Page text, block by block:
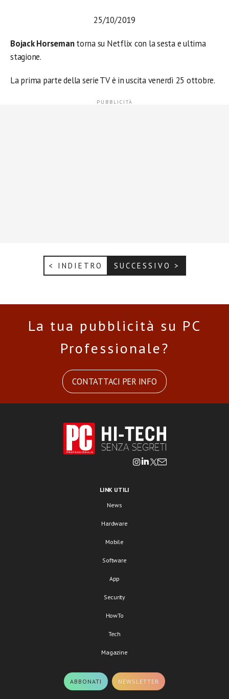
25/10/2019
Bojack Horsemantorna su Netflix con la sesta e ultima
stagione.
La prima parte della serie TV è in uscita venerdì 25 ottobre.
< INDIETRO SUCCESSIVO >
La tua pubblicità su PC
Professionale?
CONTATTACI PER INFO
LINK UTILI
News
Hardware
Mobile
Software
App
Security
HowTo
Tech
Magazine
ABBONATI NEWSLETTER